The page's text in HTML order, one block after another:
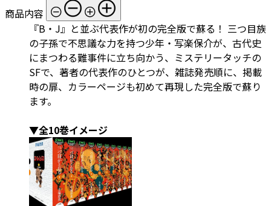
商品内容
『B・J』と並ぶ代表作が初の完全版で蘇る！ 三つ目族
の子孫で不思議な力を持つ少年・写楽保介が、古代史
にまつわる難事件に立ち向かう、ミステリータッチの
SFで、著者の代表作のひとつが、雑誌発売順に、掲載
時の扉、カラーページも初めて再現した完全版で蘇り
ます。
▼全10巻イメージ